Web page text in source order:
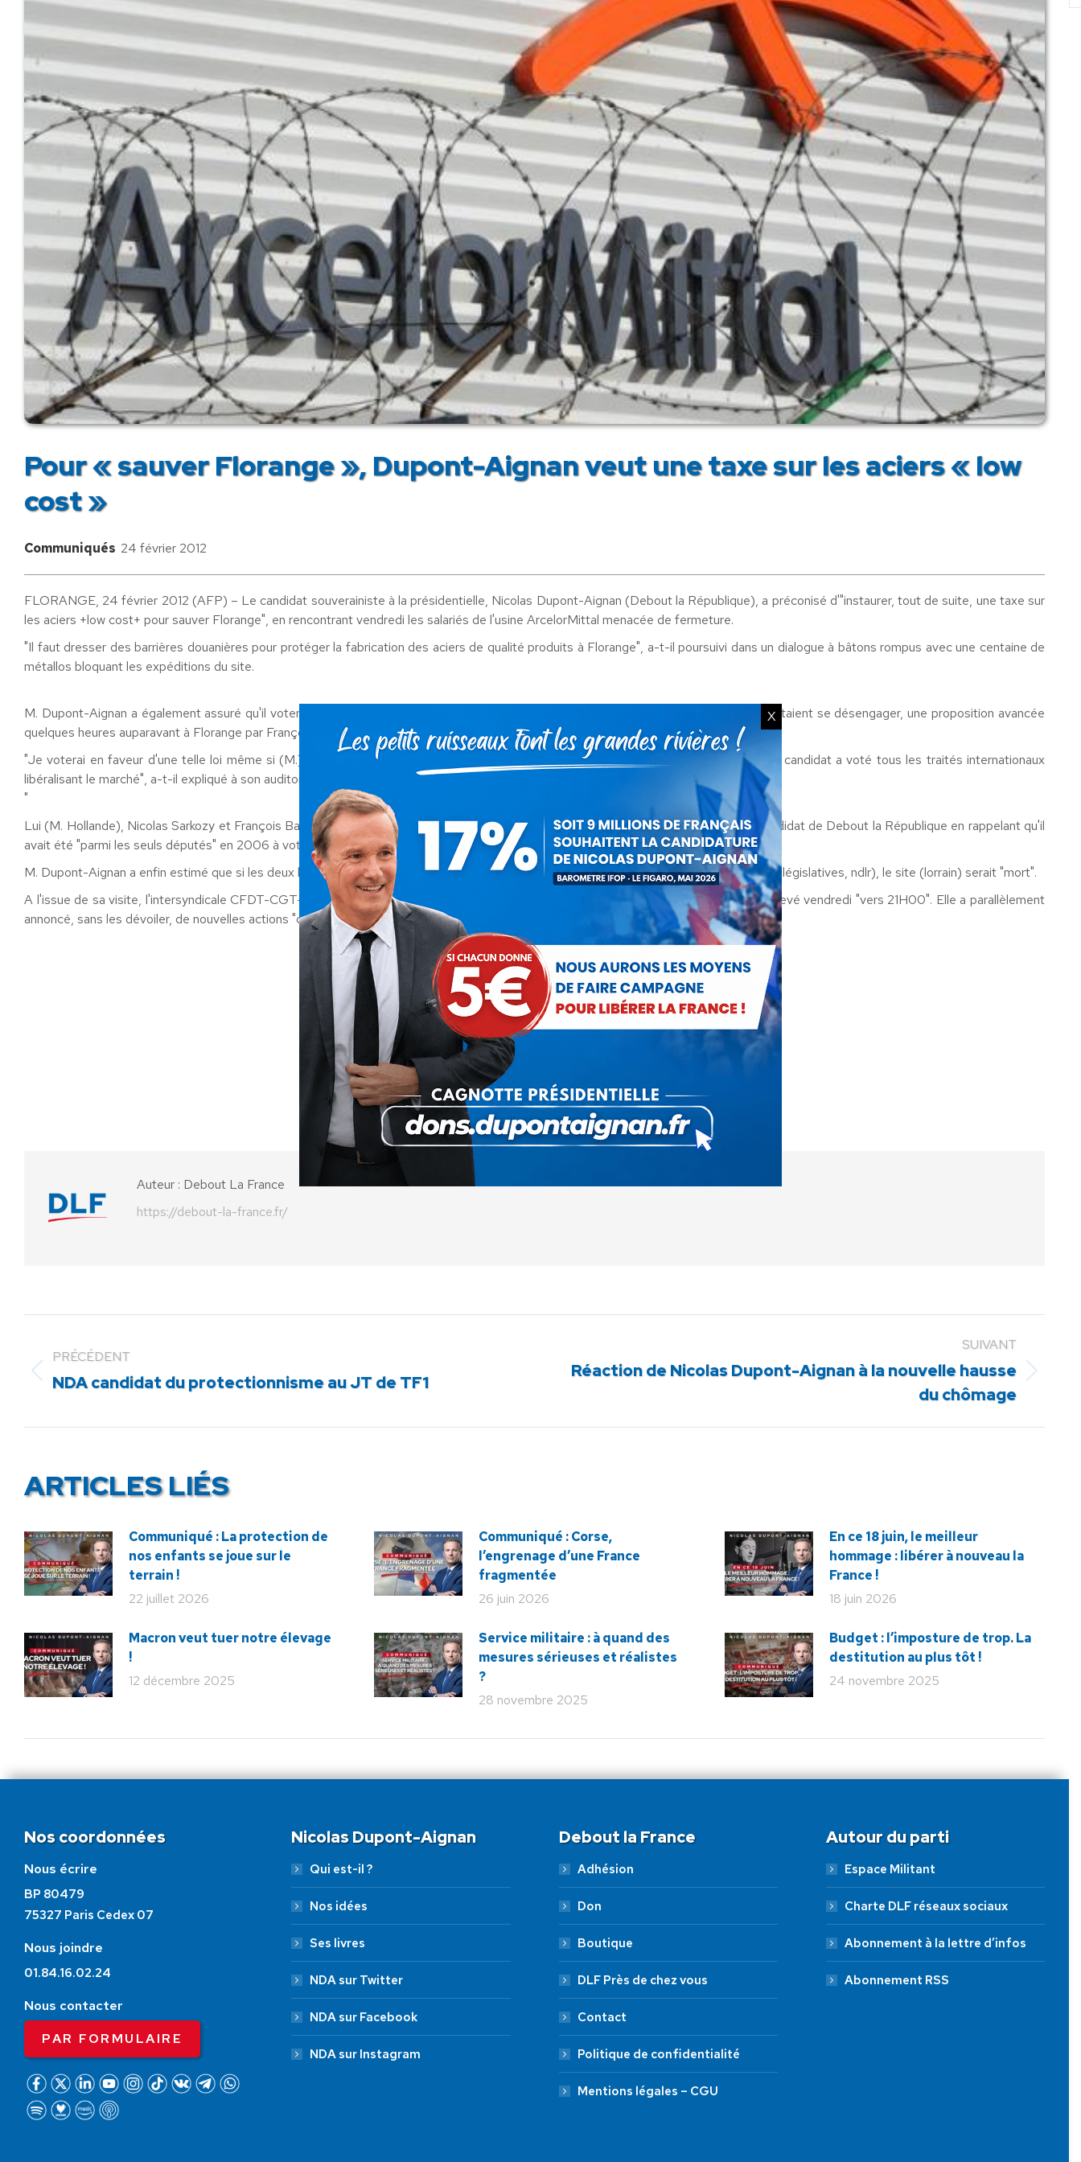
Pour « sauver Florange », Dupont-Aignan veut une taxe sur les aciers « low
cost »
Communiqués 24 février 2012
FLORANGE, 24 février 2012 (AFP) – Le candidat souverainiste à la présidentielle, Nicolas Dupont-Aignan (Debout la République), a préconisé d'"instaurer, tout de suite, une taxe sur
les aciers +low cost+ pour sauver Florange", en rencontrant vendredi les salariés de l'usine ArcelorMittal menacée de fermeture.
"Il faut dresser des barrières douanières pour protéger la fabrication des aciers de qualité produits à Florange", a-t-il poursuivi dans un dialogue à bâtons rompus avec une centaine de
métallos bloquant les expéditions du site.
M. Dupont-Aignan a également assuré qu'il voterait une loi obligeant les entreprises à céder les unités de production dont elles souhaitaient se désengager, une proposition avancée
quelques heures auparavant à Florange par François Hollande.
"Je voterai en faveur d'une telle loi même si (M.) Hollande est, en l'espèce, parfaitement hypocrite ", a-t-il dit. "N'oubliez pas que ce candidat a voté tous les traités internationaux
libéralisant le marché", a-t-il expliqué à son auditoire.
"
Lui (M. Hollande), Nicolas Sarkozy et François Bayrou sont tous pour le libre-échange. Tous des pyromanes-pompiers", a ironisé le candidat de Debout la République en rappelant qu'il
avait été "parmi les seuls députés" en 2006 à voter contre la cession d'Arcelor au groupe indien Mittal.
M. Dupont-Aignan a enfin estimé que si les deux haut-fourneaux de Florange ne redémarraient pas avant les élections (présidentielle et législatives, ndlr), le site (lorrain) serait "mort".
A l'issue de sa visite, l'intersyndicale CFDT-CGT-FO-CFE/CGC a indiqué que le blocus des expéditions de l'usine engagé jeudi serait levé vendredi "vers 21H00". Elle a parallèlement
annoncé, sans les dévoiler, de nouvelles actions "coup de poing" pour la semaine prochaine.
Catégorie : Communiqués Par Debout La France 24 février 2012
Partager cet article
Partager
sur
Facebook
Partager
sur
X
Partager
sur
Pinterest
Partager
sur
LinkedIn
Partager
sur
WhatsApp
Auteur : Debout La France
https://debout-la-france.fr/
PRÉCÉDENT
Article
NDA candidat du protectionnisme au JT de TF1
SUIVANT
Article
Réaction de Nicolas Dupont-Aignan à la nouvelle hausse
du chômage
ARTICLES LIÉS
Communiqué : La protection de
nos enfants se joue sur le
terrain !
22 juillet 2026
Communiqué : Corse,
l’engrenage d’une France
fragmentée
26 juin 2026
En ce 18 juin, le meilleur
hommage : libérer à nouveau la
France !
18 juin 2026
Macron veut tuer notre élevage
!
12 décembre 2025
Service militaire : à quand des
mesures sérieuses et réalistes
?
28 novembre 2025
Budget : l’imposture de trop. La
destitution au plus tôt !
24 novembre 2025
Nos coordonnées
Nous écrire
BP 80479
75327 Paris Cedex 07
Nous joindre
01.84.16.02.24
Nous contacter
PAR FORMULAIRE
Nicolas Dupont-Aignan
Qui est-il ?
Nos idées
Ses livres
NDA sur Twitter
NDA sur Facebook
NDA sur Instagram
Debout la France
Adhésion
Don
Boutique
DLF Près de chez vous
Contact
Politique de confidentialité
Mentions légales – CGU
Autour du parti
Espace Militant
Charte DLF réseaux sociaux
Abonnement à la lettre d’infos
Abonnement RSS
X